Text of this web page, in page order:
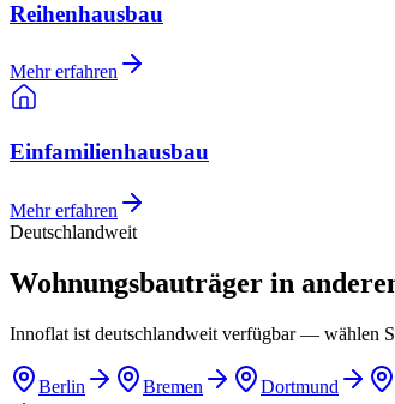
Reihenhausbau
Mehr erfahren
Einfamilienhausbau
Mehr erfahren
Deutschlandweit
Wohnungsbauträger in
Innoflat ist deutschlandweit verfügbar — wählen
Berlin Bremen Dortmund